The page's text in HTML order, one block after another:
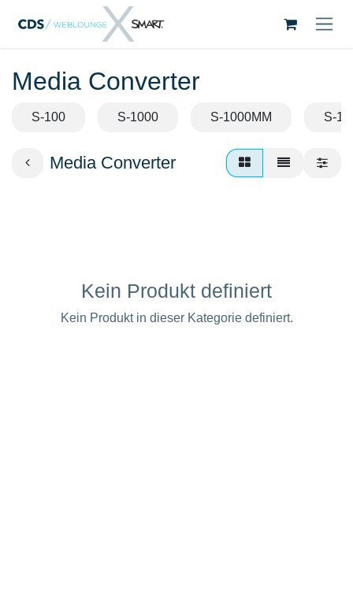
Zum Inhalt springen
Media Converter
S-100 S-1000 S-1000MM S-
Media Converter
Kein Produkt definiert
Kein Produkt in dieser Kategorie definiert.